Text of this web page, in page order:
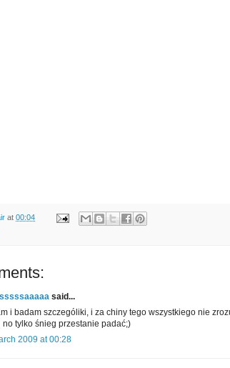
at 00:04
said...
i badam szczególiki, i za chiny tego wszystkiego nie
no tylko śnieg przestanie padać;)
2009 at 00:28